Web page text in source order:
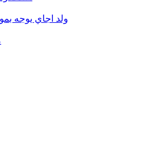
ولد اجاي يوجه